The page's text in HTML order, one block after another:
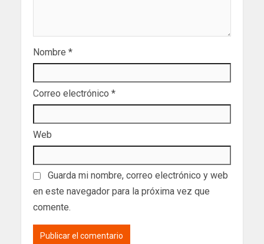
Nombre *
Correo electrónico *
Web
Guarda mi nombre, correo electrónico y web
en este navegador para la próxima vez que
comente.